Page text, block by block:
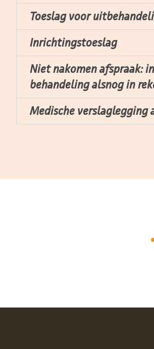
Toeslag voor
Inrichtingstoeslag
Niet nakomen afspraak:
behandeling alsnog in
Medische verslaglegging